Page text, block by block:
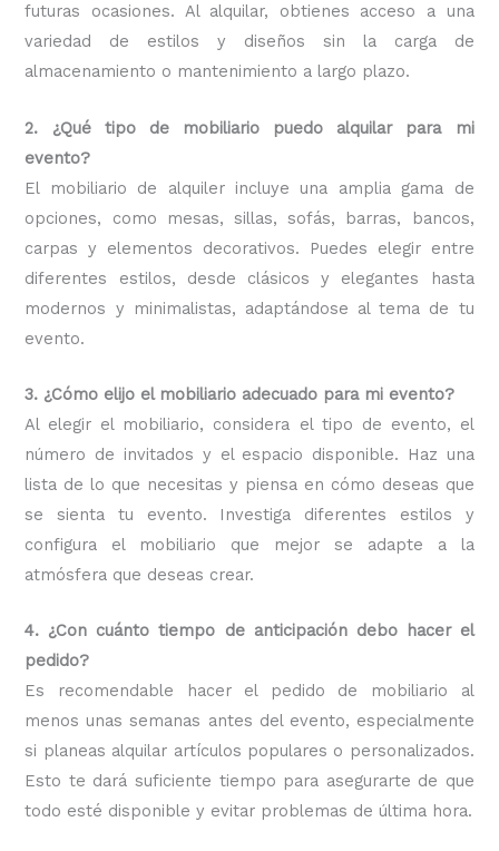
futuras ocasiones. Al alquilar, obtienes acceso a una
variedad de estilos y diseños sin la carga de
almacenamiento o mantenimiento a largo plazo.
2. ¿Qué tipo de mobiliario puedo alquilar para mi
evento?
El mobiliario de alquiler incluye una amplia gama de
opciones, como mesas, sillas, sofás, barras, bancos,
carpas y elementos decorativos. Puedes elegir entre
diferentes estilos, desde clásicos y elegantes hasta
modernos y minimalistas, adaptándose al tema de tu
evento.
3. ¿Cómo elijo el mobiliario adecuado para mi evento?
Al elegir el mobiliario, considera el tipo de evento, el
número de invitados y el espacio disponible. Haz una
lista de lo que necesitas y piensa en cómo deseas que
se sienta tu evento. Investiga diferentes estilos y
configura el mobiliario que mejor se adapte a la
atmósfera que deseas crear.
4. ¿Con cuánto tiempo de anticipación debo hacer el
pedido?
Es recomendable hacer el pedido de mobiliario al
menos unas semanas antes del evento, especialmente
si planeas alquilar artículos populares o personalizados.
Esto te dará suficiente tiempo para asegurarte de que
todo esté disponible y evitar problemas de última hora.